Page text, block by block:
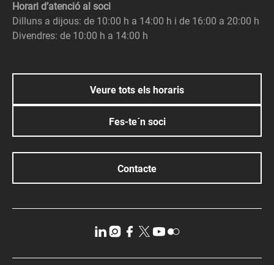
Horari d’atenció al soci
Dilluns a dijous: de 10:00 h a 14:00 h i de 16:00 a 20:00 h
Divendres: de 10:00 h a 14:00 h
Veure tots els horaris
Fes-te´n soci
Contacte